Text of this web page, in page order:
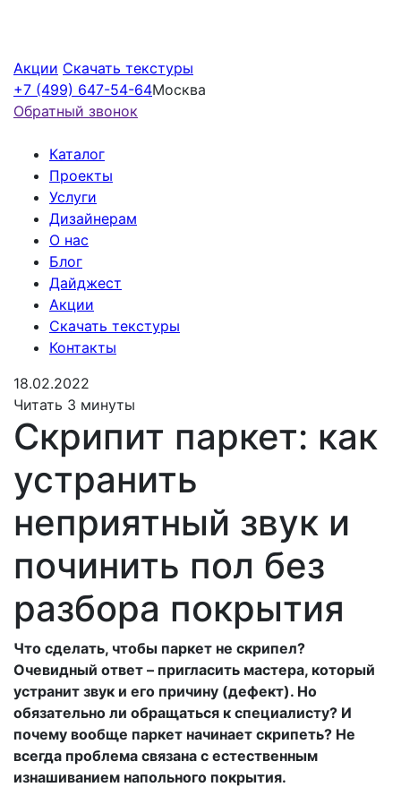
Акции Скачать текстуры
+7 (499) 647-54-64Москва
Обратный звонок
Каталог
Проекты
Услуги
Дизайнерам
О нас
Блог
Дайджест
Акции
Скачать текстуры
Контакты
18.02.2022
Читать 3 минуты
Скрипит паркет: как
устранить
неприятный звук и
починить пол без
разбора покрытия
Что сделать, чтобы паркет не скрипел?
Очевидный ответ – пригласить мастера, который
устранит звук и его причину (дефект). Но
обязательно ли обращаться к специалисту? И
почему вообще паркет начинает скрипеть? Не
всегда проблема связана с естественным
изнашиванием напольного покрытия.